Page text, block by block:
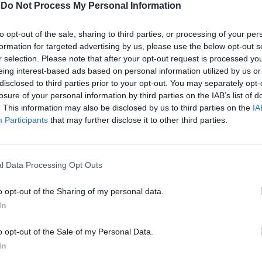
Do Not Process My Personal Information
opt-out of the sale, sharing to third parties, or processing of your
for targeted advertising by us, please use the below opt-out
selection. Please note that after your opt-out request is processed
interest-based ads based on personal information utilized by us
to third parties prior to your opt-out. You may separately
of your personal information by third parties on the IAB’s list of
This information may also be disclosed by us to third parties on the
Participants that may further disclose it to other third parties.
Data Processing Opt Outs
opt-out of the Sharing of my personal data.
opt-out of the Sale of my Personal Data.
L'Anas chiederà al Tribunale
dei danni conseguenti». Duro il
Ciucci che ha spiegato che: «L'azione
quanto già fatto da Anas a fronte
della società concessionaria, a
del concedente e quindi del
Quello degli investimenti era
ricorrenti del braccio di ferro degli
società Autostrade. Il ministro ha più
convenzione con Autostrade. E la
volte risposto che il problema riguarda
solo la variante di valico, che i ritardi ci
sono dovuti solo a problemi esterni
delle procedure per le necessarie
E ieri ha replicato: «ben venga che ci
che si occupi di accertare i fatti».
Rudy Giuliani a Come States?
americana